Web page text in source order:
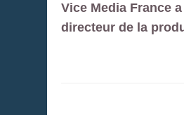
Vice Media France
directeur de la